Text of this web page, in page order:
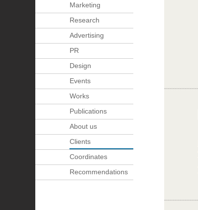
Marketing
Research
Advertising
PR
Design
Events
Works
Publications
About us
Clients
Coordinates
Recommendations